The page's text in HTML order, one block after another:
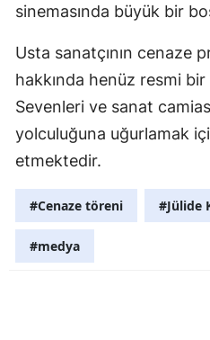
sinemasında büyük bir
Usta sanatçının cenaze
hakkında henüz resmi bir
Sevenleri ve sanat
yolculuğuna uğurlamak
etmektedir.
#Cenaze töreni #Jülide
#medya